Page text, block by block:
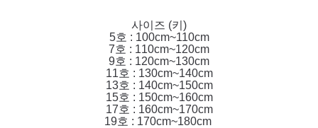
사이즈 (키)
5호 : 100cm~110cm
7호 : 110cm~120cm
9호 : 120cm~130cm
11호 : 130cm~140cm
13호 : 140cm~150cm
15호 : 150cm~160cm
17호 : 160cm~170cm
19호 : 170cm~180cm